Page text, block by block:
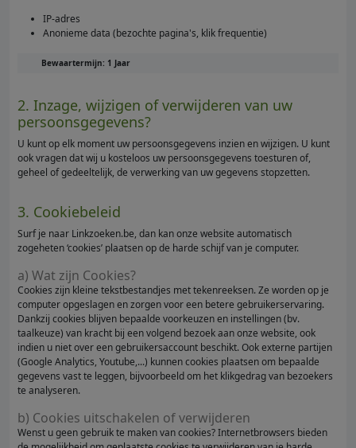
IP-adres
Anonieme data (bezochte pagina's, klik frequentie)
Bewaartermijn: 1 Jaar
2. Inzage, wijzigen of verwijderen van uw
persoonsgegevens?
U kunt op elk moment uw persoonsgegevens inzien en wijzigen. U kunt
ook vragen dat wij u kosteloos uw persoonsgegevens toesturen of,
geheel of gedeeltelijk, de verwerking van uw gegevens stopzetten.
3. Cookiebeleid
Surf je naar Linkzoeken.be, dan kan onze website automatisch
zogeheten ‘cookies’ plaatsen op de harde schijf van je computer.
a) Wat zijn Cookies?
Cookies zijn kleine tekstbestandjes met tekenreeksen. Ze worden op je
computer opgeslagen en zorgen voor een betere gebruikerservaring.
Dankzij cookies blijven bepaalde voorkeuzen en instellingen (bv.
taalkeuze) van kracht bij een volgend bezoek aan onze website, ook
indien u niet over een gebruikersaccount beschikt. Ook externe partijen
(Google Analytics, Youtube,...) kunnen cookies plaatsen om bepaalde
gegevens vast te leggen, bijvoorbeeld om het klikgedrag van bezoekers
te analyseren.
b) Cookies uitschakelen of verwijderen
Wenst u geen gebruik te maken van cookies? Internetbrowsers bieden